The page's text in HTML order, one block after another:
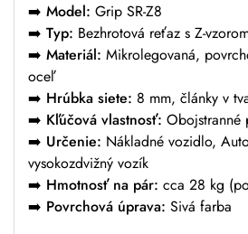
➡️ Model: Grip SR-Z8
➡️ Typ: Bezhrotová reťaz s Z-
➡️ Materiál: Mikrolegovaná,
oceľ
➡️ Hrúbka siete: 8 mm, články v
➡️ Kľúčová vlastnosť: Obojstranné
➡️ Určenie: Nákladné vozidlo,
vysokozdvižný vozík
➡️ Hmotnosť na pár: cca 28 kg
➡️ Povrchová úprava: Sivá farba